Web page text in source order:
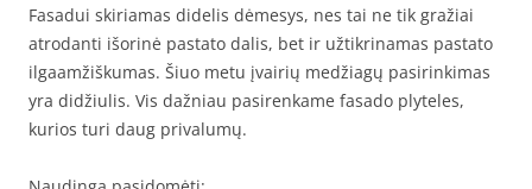
Fasadui skiriamas didelis dėmesys, nes tai ne tik gražiai
atrodanti išorinė pastato dalis, bet ir užtikrinamas pastato
ilgaamžiškumas. Šiuo metu įvairių medžiagų pasirinkimas
yra didžiulis. Vis dažniau pasirenkame fasado plyteles,
kurios turi daug privalumų.